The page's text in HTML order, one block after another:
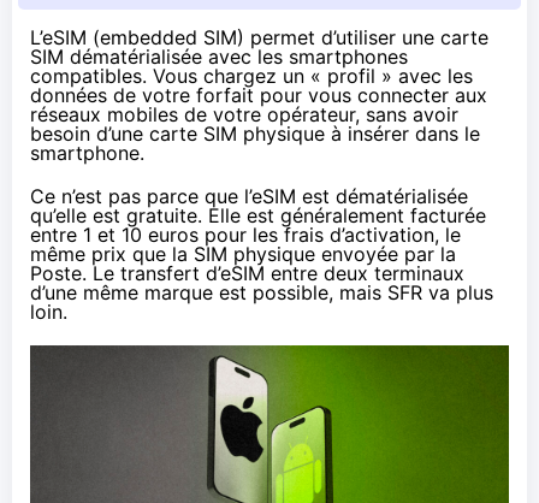
L’eSIM (embedded SIM) permet d’utiliser une carte
SIM dématérialisée avec les smartphones
compatibles. Vous chargez un « profil » avec les
données de votre forfait pour vous connecter aux
réseaux mobiles de votre opérateur, sans avoir
besoin d’une carte SIM physique à insérer dans le
smartphone.
Ce n’est pas parce que l’eSIM est dématérialisée
qu’elle est gratuite. Elle est généralement facturée
entre 1 et 10 euros pour les frais d’activation, le
même prix que la SIM physique envoyée par la
Poste. Le transfert d’eSIM entre deux terminaux
d’une même marque est possible, mais SFR va plus
loin.